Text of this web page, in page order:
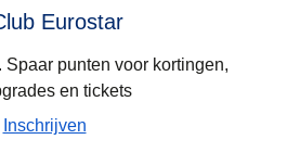
Eurostar
Spaar punten voor kortingen,
en tickets
Inschrijven